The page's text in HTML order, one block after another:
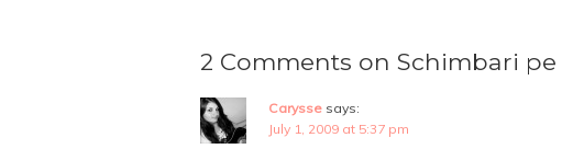
2 Comments on Schimbari pe
Carysse says:
July 1, 2009 at 5:37 pm